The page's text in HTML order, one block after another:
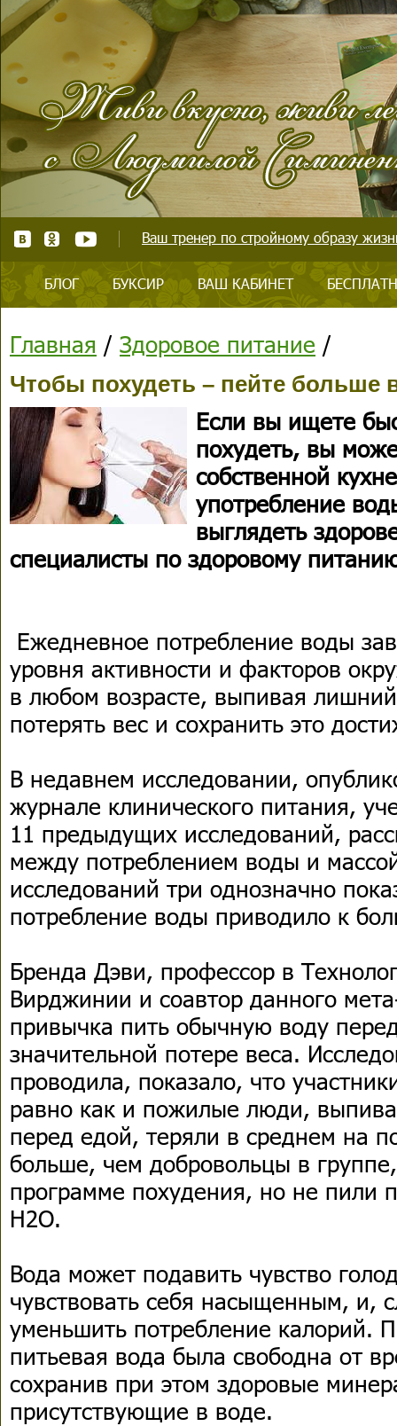
Ваш тренер по стройному образу
БЛОГ БУКСИР ВАШ КАБИНЕТ
Главная / Здоровое питание /
Чтобы похудеть – пейте больше
Если вы ищете
похудеть, вы
собственной
употребление
выглядеть
специалисты по здоровому
Ежедневное потребление воды
уровня активности и факторов
в любом возрасте, выпивая
потерять вес и сохранить это
В недавнем исследовании,
журнале клинического питания,
11 предыдущих исследований,
между потреблением воды и
исследований три однозначно
потребление воды приводило к
Бренда Дэви, профессор в
Вирджинии и соавтор данного
привычка пить обычную воду
значительной потере веса.
проводила, показало, что
равно как и пожилые люди,
перед едой, теряли в среднем на
больше, чем добровольцы в
программе похудения, но не пили
H2O.
Вода может подавить чувство
чувствовать себя насыщенным, и,
уменьшить потребление калорий.
питьевая вода была свободна от
сохранив при этом здоровые
присутствующие в воде.